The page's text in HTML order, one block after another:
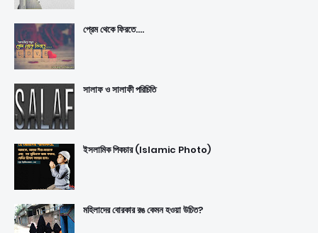
প্রেম থেকে ফিরতে....
সালাফ ও সালাফী পরিচিতি
ইসলামিক পিকচার (Islamic Photo)
মহিলাদের বোরকার রঙ কেমন হওয়া উচিত?